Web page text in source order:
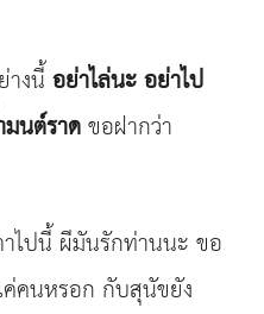
งนี้อย่าไล่นะ อย่าไป
มนต์ราดขอฝากว่า
ไปนี้ ผีมันรักท่านนะ ขอ
คนหรอก กับสุนัขยัง